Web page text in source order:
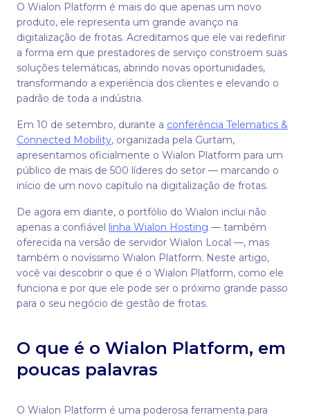
O Wialon Platform é mais do que apenas um novo
produto, ele representa um grande avanço na
digitalização de frotas. Acreditamos que ele vai redefinir
a forma em que prestadores de serviço constroem suas
soluções telemáticas, abrindo novas oportunidades,
transformando a experiência dos clientes e elevando o
padrão de toda a indústria.
Em 10 de setembro, durante a conferência Telematics &
Connected Mobility, organizada pela Gurtam,
apresentamos oficialmente o Wialon Platform para um
público de mais de 500 líderes do setor — marcando o
início de um novo capítulo na digitalização de frotas.
De agora em diante, o portfólio do Wialon inclui não
apenas a confiável linha Wialon Hosting — também
oferecida na versão de servidor Wialon Local —, mas
também o novíssimo Wialon Platform. Neste artigo,
você vai descobrir o que é o Wialon Platform, como ele
funciona e por que ele pode ser o próximo grande passo
para o seu negócio de gestão de frotas.
O que é o Wialon Platform, em
poucas palavras
O Wialon Platform é uma poderosa ferramenta para